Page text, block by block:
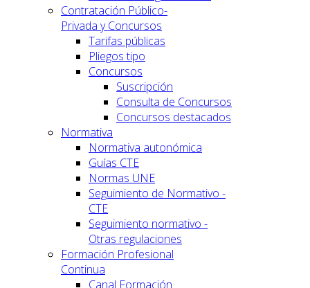
Contratación Público-
Privada y Concursos
Tarifas públicas
Pliegos tipo
Concursos
Suscripción
Consulta de Concursos
Concursos destacados
Normativa
Normativa autonómica
Guías CTE
Normas UNE
Seguimiento de Normativo -
CTE
Seguimiento normativo -
Otras regulaciones
Formación Profesional
Continua
Canal Formación